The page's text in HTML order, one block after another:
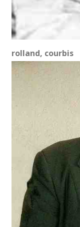
rolland, courbis